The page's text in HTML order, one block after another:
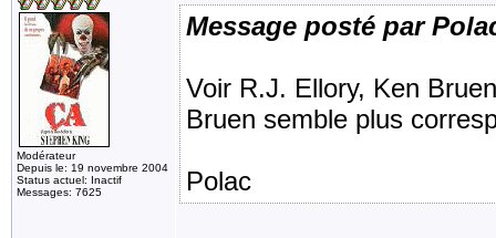
Modérateur
Depuis le: 19 novembre 2004
Status actuel: Inactif
Messages: 7625
Message posté par
Voir R.J. Ellory, Ken
Bruen semble plus
Polac